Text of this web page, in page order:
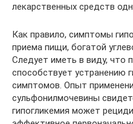
лекарственных средств
Как правило, симптомы
приема пищи, богатой
Следует иметь в виду, что
способствует устранению
симптомов. Опыт
сульфонилмочевины
гипогликемия может